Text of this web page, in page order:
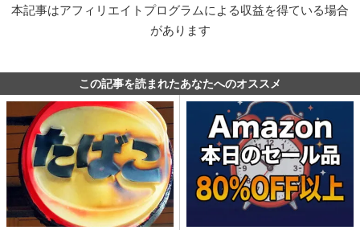
本記事はアフィリエイトプログラムによる収益を得ている場合
があります
この記事を読まれたあなたへのオススメ